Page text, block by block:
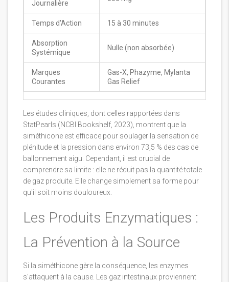
Journalière
Temps d'Action 15 à 30 minutes
Absorption
Systémique
Nulle (non absorbée)
Marques
Courantes
Gas-X, Phazyme, Mylanta
Gas Relief
Les études cliniques, dont celles rapportées dans
StatPearls (NCBI Bookshelf, 2023), montrent que la
siméthicone est efficace pour soulager la sensation de
plénitude et la pression dans environ 73,5 % des cas de
ballonnement aigu. Cependant, il est crucial de
comprendre sa limite : elle ne réduit pas la quantité totale
de gaz produite. Elle change simplement sa forme pour
qu'il soit moins douloureux.
Les Produits Enzymatiques :
La Prévention à la Source
Si la siméthicone gère la conséquence, les enzymes
s'attaquent à la cause. Les gaz intestinaux proviennent